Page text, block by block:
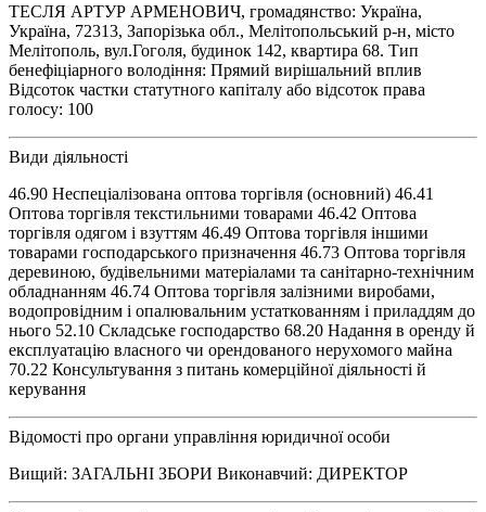
ТЕСЛЯ АРТУР АРМЕНОВИЧ, громадянство: Україна,
Україна, 72313, Запорізька обл., Мелітопольський р-н, місто
Мелітополь, вул.Гоголя, будинок 142, квартира 68. Тип
бенефіціарного володіння: Прямий вирішальний вплив
Відсоток частки статутного капіталу або відсоток права
голосу: 100
Види діяльності
46.90 Неспеціалізована оптова торгівля (основний) 46.41
Оптова торгівля текстильними товарами 46.42 Оптова
торгівля одягом і взуттям 46.49 Оптова торгівля іншими
товарами господарського призначення 46.73 Оптова торгівля
деревиною, будівельними матеріалами та санітарно-технічним
обладнанням 46.74 Оптова торгівля залізними виробами,
водопровідним і опалювальним устаткованням і приладдям до
нього 52.10 Складське господарство 68.20 Надання в оренду й
експлуатацію власного чи орендованого нерухомого майна
70.22 Консультування з питань комерційної діяльності й
керування
Відомості про органи управління юридичної особи
Вищий: ЗАГАЛЬНІ ЗБОРИ Виконавчий: ДИРЕКТОР